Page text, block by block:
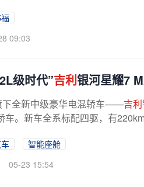
09:03
级时代”吉利银河星耀7
下全新中级豪华电混轿车——吉利
车。新车全系标配四驱，有
智能座舱
05-23 15:54